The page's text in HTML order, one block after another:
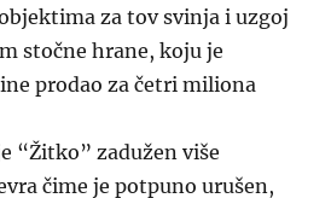
za tov svinja i uzgoj
stočne hrane, koju je
prodao za četri miliona
“Žitko” zadužen više
čime je potpuno urušen,